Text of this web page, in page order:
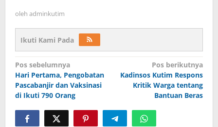
oleh adminkutim
Ikuti Kami Pada
Navigasi
pos
Pos sebelumnya
Hari Pertama, Pengobatan
Pascabanjir dan Vaksinasi
di Ikuti 790 Orang
Pos berikutnya
Kadinsos Kutim Respons
Kritik Warga tentang
Bantuan Beras